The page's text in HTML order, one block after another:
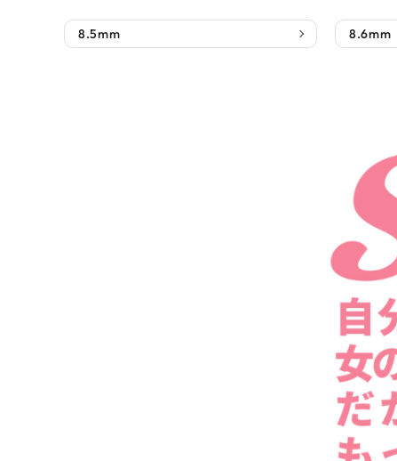
8.5mm 8.6mm